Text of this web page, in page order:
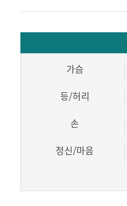
가슴
등/허리
손
정신/마음